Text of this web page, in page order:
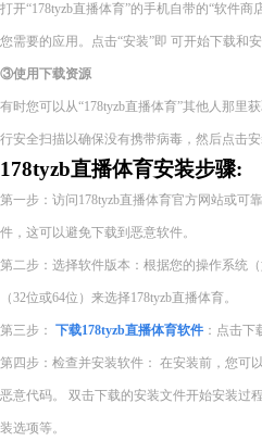
打开“178tyzb直播体育”的手机自带的“软件
您需要的应用。点击“安装”即 可开始下载和安
③使用下载资源
有时您可以从“178tyzb直播体育”其他人那里
行安全扫描以确保没有携带病毒，然后点击安
178tyzb直播体育安装步骤:
第一步：访问178tyzb直播体育官方网站或可
件，这可以避免下载到恶意软件。
第二步：选择软件版本：根据您的操作系统
（32位或64位）来选择178tyzb直播体育。
第三步： 下载178tyzb直播体育软件 ：点击
第四步：检查并安装软件： 在安装前，您可
恶意代码。 双击下载的安装文件开始安装过
装选项等。